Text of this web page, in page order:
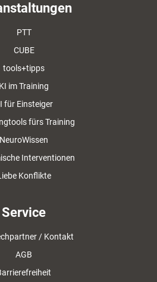
PTT
CUBE
tools+tipps
KI im Training
für Einsteiger
fürs Training
NeuroWissen
Interventionen
Konflikte
Service
/ Kontakt
AGB